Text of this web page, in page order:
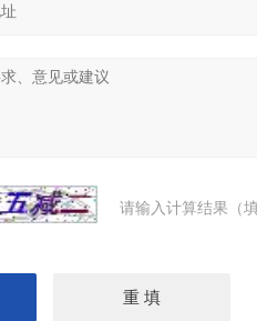
请输入计算结果（